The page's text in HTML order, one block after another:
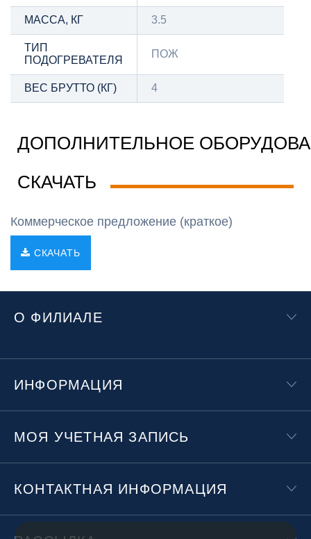
МАССА, КГ 3.5
ТИП
ПОДОГРЕВАТЕЛЯ
ПОЖ
ВЕС БРУТТО (КГ) 4
ДОПОЛНИТЕЛЬНОЕ
СКАЧАТЬ
Коммерческое предложение (краткое)
СКАЧАТЬ
О ФИЛИАЛЕ
ИНФОРМАЦИЯ
МОЯ УЧЕТНАЯ ЗАПИСЬ
КОНТАКТНАЯ ИНФОРМАЦИЯ